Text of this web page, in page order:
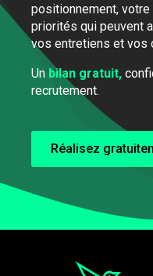
positionnement,
priorités qui peuvent
vos entretiens et vos
Un bilan gratuit,
recrutement.
Réalisez